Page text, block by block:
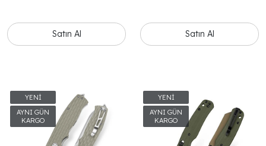
Bestech Knives
modellerinin patentli
Satın Al
hızla büyüyor ve tüm
modeller patentli.
Satın Al